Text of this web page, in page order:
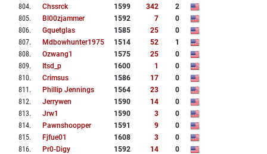
804. Chssrck 1599 342
2
805. Bl00zjammer 1592 7
0
806. Gquetglas 1585 25
0
807. Mdbowhunter1975 1514 52
1
808. Ozwang1 1575 25
0
809. Itsd_p 1600 1
0
810. Crimsus 1586 17
0
811 . Phillip Jennings 1564 23
0
812. Jerrywen 1590 14
0
813. Jrw1 1590 3
0
814. Pawnshoopper 1591 9
0
815. Fjfue01 1608 3
0
816. Pr0-Digy 1592 14
0